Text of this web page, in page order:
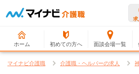
求
ホーム 初めての方へ 面談会場一覧
マイナビ介護職 介護職・ヘルパーの求人